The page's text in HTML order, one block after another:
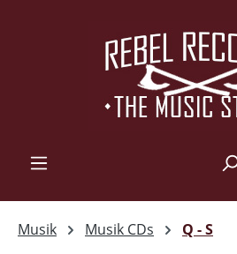
Musik Musik CDs Q - S